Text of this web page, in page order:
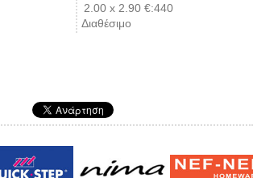
2.00 x 2.90 €:440
Διαθέσιμο